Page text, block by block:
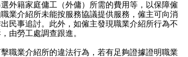
外籍家庭傭工（外傭）所需的費用等，以保障僱
業介紹所未能按服務協議提供服務，僱主可向消
民事追討。此外，如僱主發現職業介紹所行為不
由勞工處調查跟進。
擊職業介紹所的違法行為，若有足夠證據證明職業